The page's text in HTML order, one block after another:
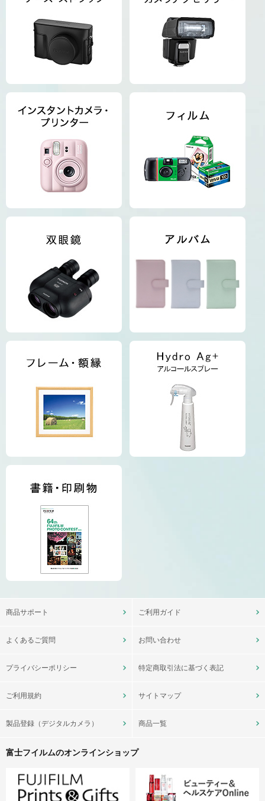
商品サポート ご利用ガイド
よくあるご質問 お問い合わせ
プライバシーポリシー 特定商取引法に基づく表記
ご利用規約 サイトマップ
製品登録（デジタルカメラ） 商品一覧
富士フイルムのオンラインショップ